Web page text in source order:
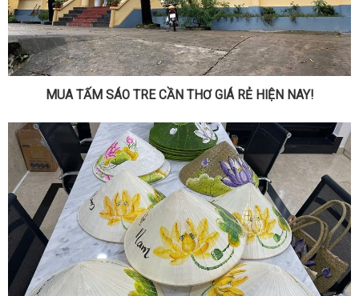
MUA TẤM SÁO TRE CẦN THƠ GIÁ RẺ HIỆN NAY!